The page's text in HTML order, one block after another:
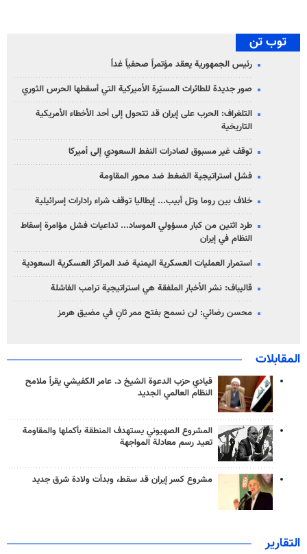
توب تن
رئيس الجمهورية يعقد مؤتمراً صحفياً غداً
صور جديدة للطائرات المسيّرة الأميركية التي أسقطها الحرس الثوري
التلغراف: الحرب على إيران قد تتحول إلى أحد الأخطاء الأمريكية
التاريخية
توقف غير مسبوق لصادرات النفط السعودي إلى أميركا
فشل استراتيجية الضغط ضد محور المقاومة
خلاف بين روما وتل أبيب... إيطاليا توقف شراء رادارات إسرائيلية
طرد اثنين من كبار مسؤولي الموساد... تداعيات فشل مؤامرة إسقاط
النظام في إيران
استمرار العمليات العسكرية اليمنية ضد المراكز العسكرية السعودية
قاليباف: نشر الأخبار الملفقة هي استراتيجية ترامب الفاشلة
محسن رضائي: لن نسمح بفتح ممر ثانٍ في مضيق هرمز
المقابلات
قيادي حزب الدعوة الشيخ د. عامر الكفيشي يقرأ ملامح
النظام العالمي الجديد
المشروع الصهيوني يستهدف المنطقة بأكملها والمقاومة
تعيد رسم معادلة المواجهة
مشروع كسر إيران قد سقط، وبدأت ولادة شرق جديد
التقارير